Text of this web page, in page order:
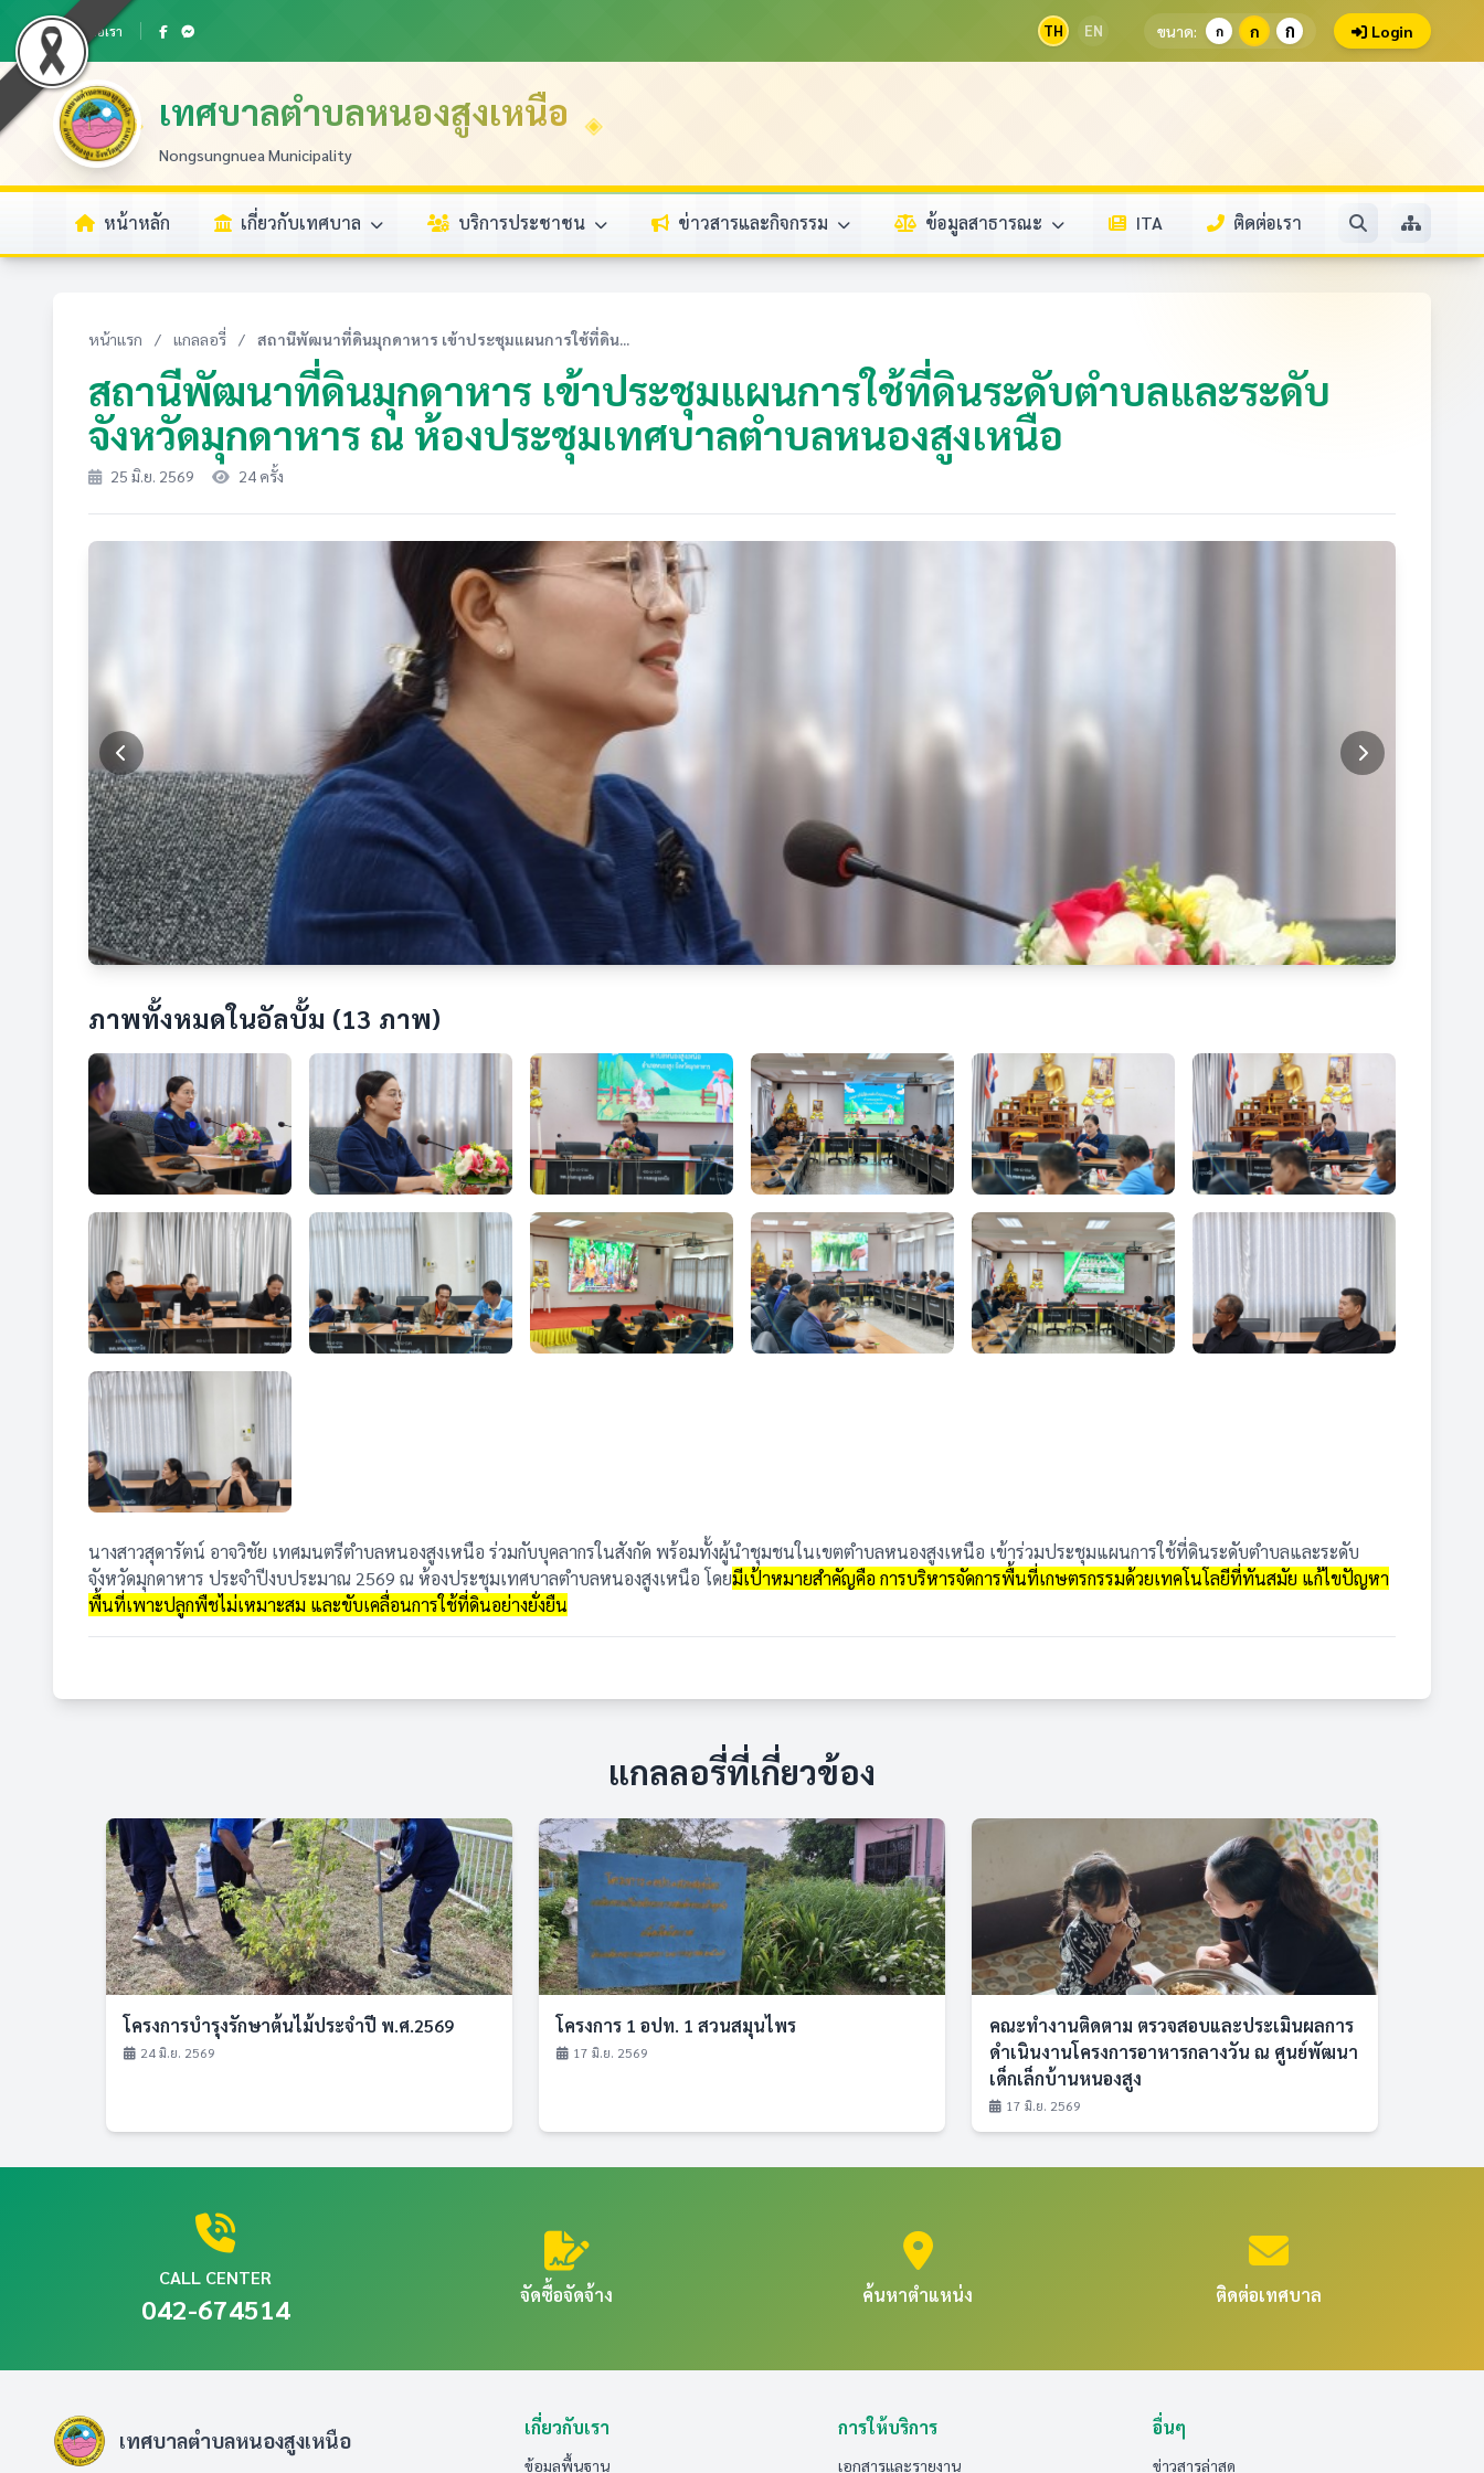
ติดต่อเรา TH EN ขนาด: ก ก ก Login
เทศบาลตำบลหนองสูงเหนือ
Nongsungnuea Municipality
หน้าหลัก เกี่ยวกับเทศบาล บริการประชาชน ข่าวสารและกิจกรรม ข้อมูลสาธารณะ ITA ติดต่อเรา
หน้าแรก / แกลลอรี่ / สถานีพัฒนาที่ดินมุกดาหาร เข้าประชุมแผนการใช้ที่ดิน...
สถานีพัฒนาที่ดินมุกดาหาร เข้าประชุมแผนการใช้ที่ดินระดับตำบลและระดับ
จังหวัดมุกดาหาร ณ ห้องประชุมเทศบาลตำบลหนองสูงเหนือ
25 มิ.ย. 2569 24 ครั้ง
ภาพทั้งหมดในอัลบั้ม (13 ภาพ)
นางสาวสุดารัตน์ อาจวิชัย เทศมนตรีตำบลหนองสูงเหนือ ร่วมกับบุคลากรในสังกัด พร้อมทั้งผู้นำชุมชนในเขตตำบลหนองสูงเหนือ เข้าร่วมประชุมแผนการใช้ที่ดินระดับตำบลและระดับ
จังหวัดมุกดาหาร ประจำปีงบประมาณ 2569 ณ ห้องประชุมเทศบาลตำบลหนองสูงเหนือ โดยมีเป้าหมายสำคัญคือ การบริหารจัดการพื้นที่เกษตรกรรมด้วยเทคโนโลยีที่ทันสมัย แก้ไขปัญหา
พื้นที่เพาะปลูกพืชไม่เหมาะสม และขับเคลื่อนการใช้ที่ดินอย่างยั่งยืน
แกลลอรี่ที่เกี่ยวข้อง
โครงการบำรุงรักษาต้นไม้ประจำปี พ.ศ.2569
24 มิ.ย. 2569
โครงการ 1 อปท. 1 สวนสมุนไพร
17 มิ.ย. 2569
คณะทำงานติดตาม ตรวจสอบและประเมินผลการ
ดำเนินงานโครงการอาหารกลางวัน ณ ศูนย์พัฒนา
เด็กเล็กบ้านหนองสูง
17 มิ.ย. 2569
CALL CENTER
042-674514 จัดซื้อจัดจ้าง ค้นหาตำแหน่ง ติดต่อเทศบาล
เทศบาลตำบลหนองสูงเหนือ
เกี่ยวกับเรา
ข้อมูลพื้นฐาน
การให้บริการ
เอกสารและรายงาน
อื่นๆ
ข่าวสารล่าสุด